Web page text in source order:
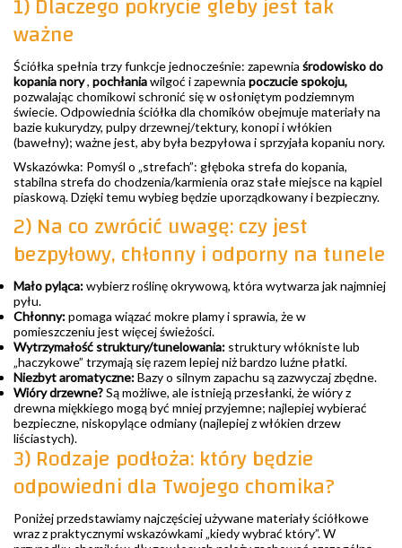
ważne
Ściółka spełnia trzy funkcje jednocześnie: zapewnia środowisko do
kopania nory, pochłaniawilgoć i zapewnia poczucie spokoju,
pozwalając chomikowi schronić się w osłoniętym podziemnym
świecie. Odpowiednia ściółka dla chomików obejmuje materiały na
bazie kukurydzy, pulpy drzewnej/tektury, konopi i włókien
(bawełny); ważne jest, aby była bezpyłowa i sprzyjała kopaniu nory.
Wskazówka: Pomyśl o „strefach”: głęboka strefa do kopania,
stabilna strefa do chodzenia/karmienia oraz stałe miejsce na kąpiel
piaskową. Dzięki temu wybieg będzie uporządkowany i bezpieczny.
2) Na co zwrócić uwagę: czy jest
bezpyłowy, chłonny i odporny na tunele
Mało pyląca:wybierz roślinę okrywową, która wytwarza jak najmniej
pyłu.
Chłonny:pomaga wiązać mokre plamy i sprawia, że w
pomieszczeniu jest więcej świeżości.
Wytrzymałość struktury/tunelowania: struktury włókniste lub
„haczykowe” trzymają się razem lepiej niż bardzo luźne płatki.
Niezbyt aromatyczne:Bazy o silnym zapachu są zazwyczaj zbędne.
Wióry drzewne?Są możliwe, ale istnieją przesłanki, że wióry z
drewna miękkiego mogą być mniej przyjemne; najlepiej wybierać
bezpieczne, niskopylące odmiany (najlepiej z włókien drzew
liściastych).
3) Rodzaje podłoża: który będzie
odpowiedni dla Twojego chomika?
Poniżej przedstawiamy najczęściej używane materiały ściółkowe
wraz z praktycznymi wskazówkami „kiedy wybrać który”. W